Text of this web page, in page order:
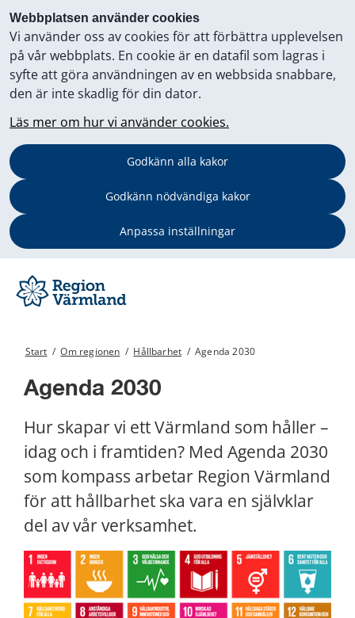
Webbplatsen använder cookies
Vi använder oss av cookies för att förbättra upplevelsen
på vår webbplats. En cookie är en datafil som lagras i
syfte att göra användningen av en webbsida snabbare,
den är inte skadlig för din dator.
Läs mer om hur vi använder cookies.
Godkänn alla kakor
Godkänn nödvändiga kakor
Anpassa inställningar
Start / Om regionen / Hållbarhet / Agenda 2030
Agenda 2030
Hur skapar vi ett Värmland som håller –
idag och i framtiden? Med Agenda 2030
som kompass arbetar Region Värmland
för att hållbarhet ska vara en självklar
del av vår verksamhet.